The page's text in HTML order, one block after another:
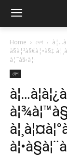
Home দেশ
à§à¦²à§€à¦•à§‡
à¦˜à§‹à¦·
দেশ